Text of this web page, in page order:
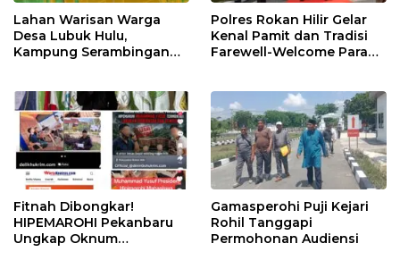
Lahan Warisan Warga
Desa Lubuk Hulu,
Kampung Serambingan
Polres Rokan Hilir Gelar
Kenal Pamit dan Tradisi
Farewell-Welcome Parade
Fitnah Dibongkar!
HIPEMAROHI Pekanbaru
Ungkap Oknum
Gamasperohi Puji Kejari
Rohil Tanggapi
Permohonan Audiensi